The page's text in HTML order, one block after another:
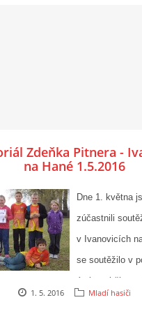
Zdeňka Pitnera -
na Hané 1.5.2016
Dne 1. května
zúčastnili
v Ivanovicích
se soutěžilo v
útoku a běhu
1. 5. 2016 Mladí hasiči